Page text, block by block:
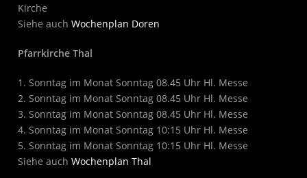
Kirche
Siehe auchWochenplan Doren
Pfarrkirche Thal
1. Sonntag im Monat Sonntag 08.45 Uhr Hl. Messe
2. Sonntag im Monat Sonntag 08.45 Uhr Hl. Messe
3. Sonntag im Monat Sonntag 08.45 Uhr Hl. Messe
4. Sonntag im Monat Sonntag 10:15 Uhr Hl. Messe
5. Sonntag im Monat Sonntag 10:15 Uhr Hl. Messe
Siehe auchWochenplan Thal